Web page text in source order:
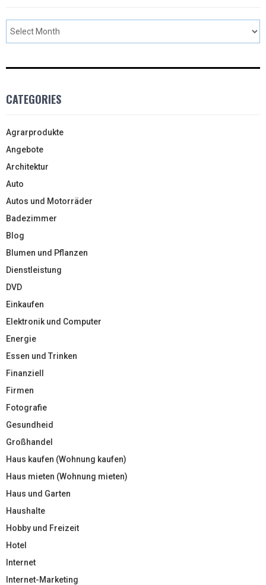
CATEGORIES
Agrarprodukte
Angebote
Architektur
Auto
Autos und Motorräder
Badezimmer
Blog
Blumen und Pflanzen
Dienstleistung
DVD
Einkaufen
Elektronik und Computer
Energie
Essen und Trinken
Finanziell
Firmen
Fotografie
Gesundheid
Großhandel
Haus kaufen (Wohnung kaufen)
Haus mieten (Wohnung mieten)
Haus und Garten
Haushalte
Hobby und Freizeit
Hotel
Internet
Internet-Marketing